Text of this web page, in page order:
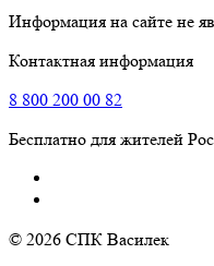
Информация на сайте не
Контактная информация
8 800 200 00 82
Бесплатно для жителей
© 2026 СПК Василек